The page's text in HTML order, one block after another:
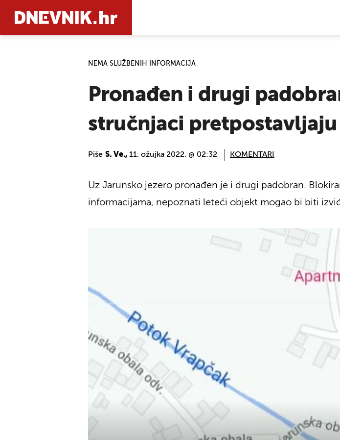
NEMA SLUŽBENIH INFORMACIJA
Pronađen i drugi
stručnjaci pretpostavljaju
Piše S. Ve., 11. ožujka 2022. @ 02:32 KOMENTARI
Uz Jarunsko jezero pronađen je i drugi padobran.
informacijama, nepoznati leteći objekt mogao bi biti